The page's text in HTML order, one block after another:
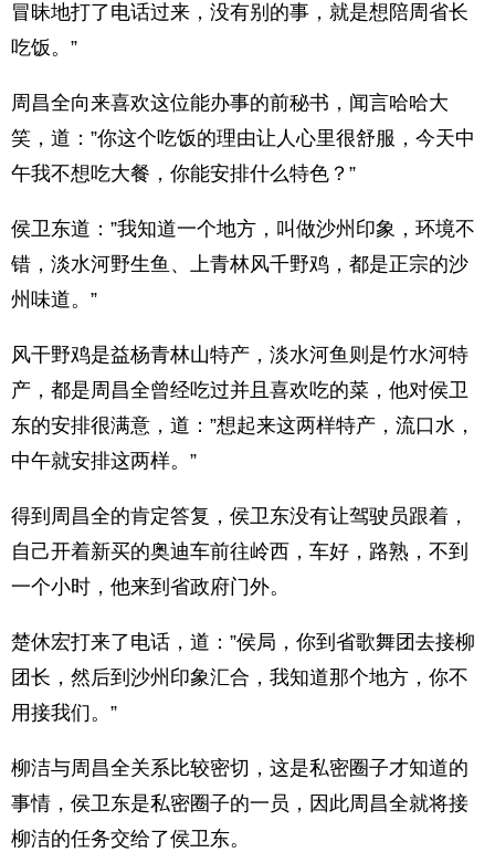
冒昧地打了电话过来，没有别的事，就是想陪周省长
吃饭。”
周昌全向来喜欢这位能办事的前秘书，闻言哈哈大
笑，道：”你这个吃饭的理由让人心里很舒服，今天中
午我不想吃大餐，你能安排什么特色？”
侯卫东道：”我知道一个地方，叫做沙州印象，环境不
错，淡水河野生鱼、上青林风千野鸡，都是正宗的沙
州味道。”
风干野鸡是益杨青林山特产，淡水河鱼则是竹水河特
产，都是周昌全曾经吃过并且喜欢吃的菜，他对侯卫
东的安排很满意，道：”想起来这两样特产，流口水，
中午就安排这两样。”
得到周昌全的肯定答复，侯卫东没有让驾驶员跟着，
自己开着新买的奥迪车前往岭西，车好，路熟，不到
一个小时，他来到省政府门外。
楚休宏打来了电话，道：”侯局，你到省歌舞团去接柳
团长，然后到沙州印象汇合，我知道那个地方，你不
用接我们。”
柳洁与周昌全关系比较密切，这是私密圈子才知道的
事情，侯卫东是私密圈子的一员，因此周昌全就将接
柳洁的任务交给了侯卫东。